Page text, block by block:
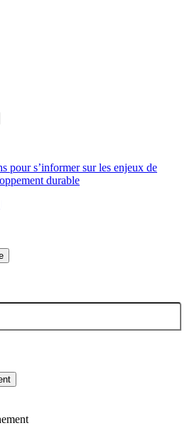
pour s’informer sur les enjeux de
durable